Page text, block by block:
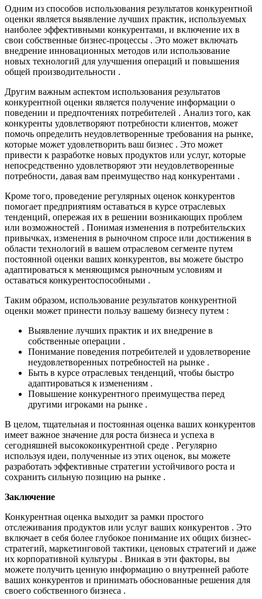
Одним из способов использования результатов конкурентной
оценки является выявление лучших практик, используемых
наиболее эффективными конкурентами, и включение их в
свои собственные бизнес-процессы . Это может включать
внедрение инновационных методов или использование
новых технологий для улучшения операций и повышения
общей производительности .
Другим важным аспектом использования результатов
конкурентной оценки является получение информации о
поведении и предпочтениях потребителей . Анализ того, как
конкуренты удовлетворяют потребности клиентов, может
помочь определить неудовлетворенные требования на рынке,
которые может удовлетворить ваш бизнес . Это может
привести к разработке новых продуктов или услуг, которые
непосредственно удовлетворяют эти неудовлетворенные
потребности, давая вам преимущество над конкурентами .
Кроме того, проведение регулярных оценок конкурентов
помогает предприятиям оставаться в курсе отраслевых
тенденций, опережая их в решении возникающих проблем
или возможностей . Понимая изменения в потребительских
привычках, изменения в рыночном спросе или достижения в
области технологий в вашем отраслевом сегменте путем
постоянной оценки ваших конкурентов, вы можете быстро
адаптироваться к меняющимся рыночным условиям и
оставаться конкурентоспособными .
Таким образом, использование результатов конкурентной
оценки может принести пользу вашему бизнесу путем :
Выявление лучших практик и их внедрение в
собственные операции .
Понимание поведения потребителей и удовлетворение
неудовлетворенных потребностей на рынке .
Быть в курсе отраслевых тенденций, чтобы быстро
адаптироваться к изменениям .
Повышение конкурентного преимущества перед
другими игроками на рынке .
В целом, тщательная и постоянная оценка ваших конкурентов
имеет важное значение для роста бизнеса и успеха в
сегодняшней высококонкурентной среде . Регулярно
используя идеи, полученные из этих оценок, вы можете
разработать эффективные стратегии устойчивого роста и
сохранить сильную позицию на рынке .
Заключение
Конкурентная оценка выходит за рамки простого
отслеживания продуктов или услуг ваших конкурентов . Это
включает в себя более глубокое понимание их общих бизнес-
стратегий, маркетинговой тактики, ценовых стратегий и даже
их корпоративной культуры . Вникая в эти факторы, вы
можете получить ценную информацию о внутренней работе
ваших конкурентов и принимать обоснованные решения для
своего собственного бизнеса .